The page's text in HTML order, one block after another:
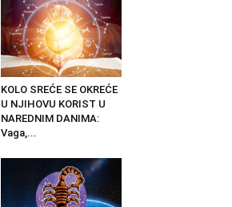
KOLO SREĆE SE OKREĆE
U NJIHOVU KORIST U
NAREDNIM DANIMA:
Vaga,...